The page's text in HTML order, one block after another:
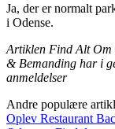
Ja, der er normalt
i Odense.
Artiklen Find Alt Om
& Bemanding har i
anmeldelser
Andre populære
Oplev Restaurant